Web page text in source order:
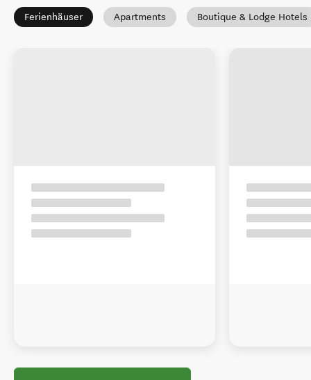
Ferienhäuser Apartments Boutique & Lodge Hotels